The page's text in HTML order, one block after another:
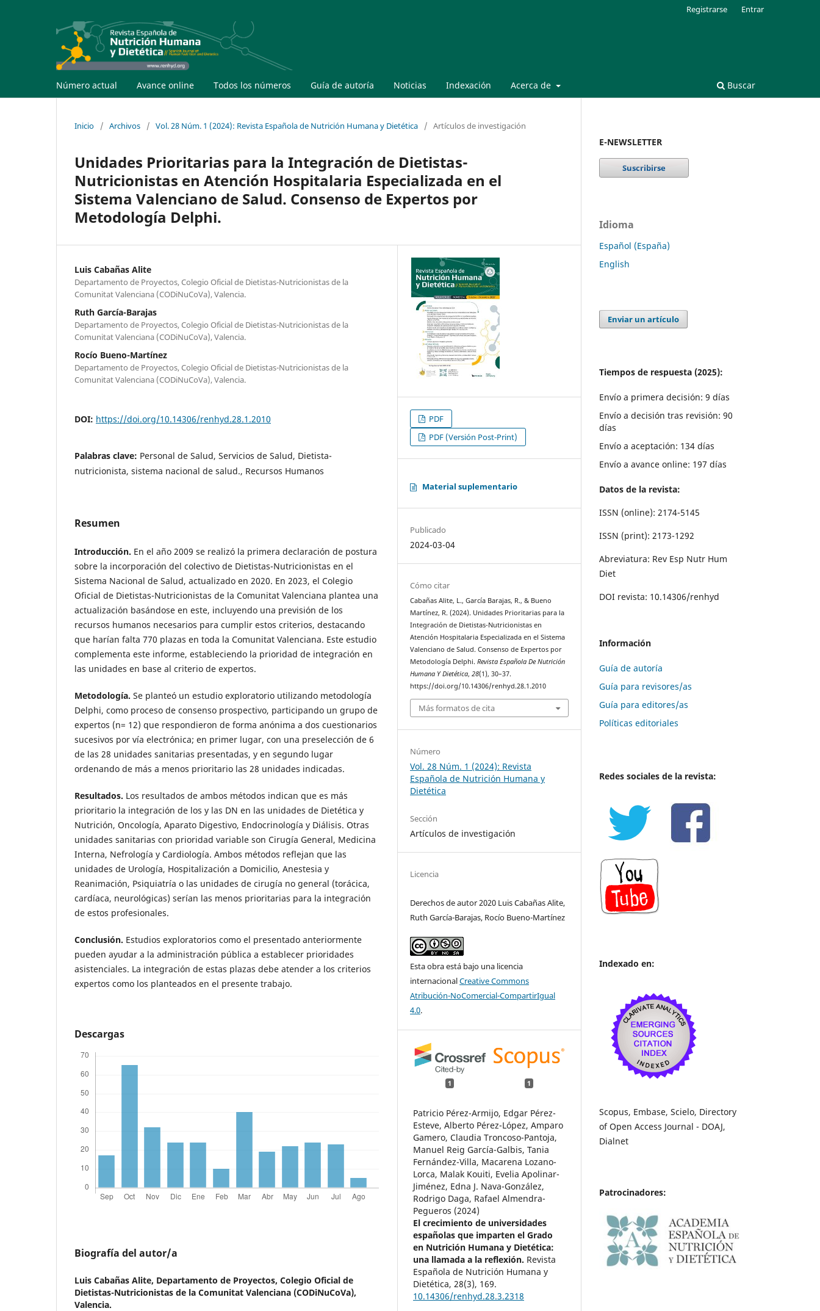
Número actual Avance online Todos los números Guía de autoría Noticias Indexación Acerca de Buscar
Registrarse Entrar
Inicio / Archivos / Vol. 28 Núm. 1 (2024): Revista Española de Nutrición Humana y Dietética / Artículos de investigación
Unidades Prioritarias para la Integración de Dietistas-
Nutricionistas en Atención Hospitalaria Especializada en el
Sistema Valenciano de Salud. Consenso de Expertos por
Metodología Delphi.
Luis Cabañas Alite
Departamento de Proyectos, Colegio Oficial de Dietistas-Nutricionistas de la
Comunitat Valenciana (CODiNuCoVa), Valencia.
Ruth García-Barajas
Departamento de Proyectos, Colegio Oficial de Dietistas-Nutricionistas de la
Comunitat Valenciana (CODiNuCoVa), Valencia.
Rocío Bueno-Martínez
Departamento de Proyectos, Colegio Oficial de Dietistas-Nutricionistas de la
Comunitat Valenciana (CODiNuCoVa), Valencia.
DOI: https://doi.org/10.14306/renhyd.28.1.2010
Palabras clave: Personal de Salud, Servicios de Salud, Dietista-
nutricionista, sistema nacional de salud., Recursos Humanos
Resumen
Introducción. En el año 2009 se realizó la primera declaración de postura
sobre la incorporación del colectivo de Dietistas-Nutricionistas en el
Sistema Nacional de Salud, actualizado en 2020. En 2023, el Colegio
Oficial de Dietistas-Nutricionistas de la Comunitat Valenciana plantea una
actualización basándose en este, incluyendo una previsión de los
recursos humanos necesarios para cumplir estos criterios, destacando
que harían falta 770 plazas en toda la Comunitat Valenciana. Este estudio
complementa este informe, estableciendo la prioridad de integración en
las unidades en base al criterio de expertos.
Metodología. Se planteó un estudio exploratorio utilizando metodología
Delphi, como proceso de consenso prospectivo, participando un grupo de
expertos (n= 12) que respondieron de forma anónima a dos cuestionarios
sucesivos por vía electrónica; en primer lugar, con una preselección de 6
de las 28 unidades sanitarias presentadas, y en segundo lugar
ordenando de más a menos prioritario las 28 unidades indicadas.
Resultados. Los resultados de ambos métodos indican que es más
prioritario la integración de los y las DN en las unidades de Dietética y
Nutrición, Oncología, Aparato Digestivo, Endocrinología y Diálisis. Otras
unidades sanitarias con prioridad variable son Cirugía General, Medicina
Interna, Nefrología y Cardiología. Ambos métodos reflejan que las
unidades de Urología, Hospitalización a Domicilio, Anestesia y
Reanimación, Psiquiatría o las unidades de cirugía no general (torácica,
cardíaca, neurológicas) serían las menos prioritarias para la integración
de estos profesionales.
Conclusión. Estudios exploratorios como el presentado anteriormente
pueden ayudar a la administración pública a establecer prioridades
asistenciales. La integración de estas plazas debe atender a los criterios
expertos como los planteados en el presente trabajo.
Descargas
Biografía del autor/a
Luis Cabañas Alite, Departamento de Proyectos, Colegio Oficial de
Dietistas-Nutricionistas de la Comunitat Valenciana (CODiNuCoVa),
Valencia.
PDF
PDF (Versión Post-Print)
Material suplementario
Publicado
2024-03-04
Cómo citar
Cabañas Alite, L., García Barajas, R., & Bueno
Martínez, R. (2024). Unidades Prioritarias para la
Integración de Dietistas-Nutricionistas en
Atención Hospitalaria Especializada en el Sistema
Valenciano de Salud. Consenso de Expertos por
Metodología Delphi.Revista Española De Nutrición
Humana Y Dietética,28(1), 30–37.
https://doi.org/10.14306/renhyd.28.1.2010
Más formatos de cita
Número
Vol. 28 Núm. 1 (2024): Revista
Española de Nutrición Humana y
Dietética
Sección
Artículos de investigación
Licencia
Derechos de autor 2020 Luis Cabañas Alite,
Ruth García-Barajas, Rocío Bueno-Martínez
Esta obra está bajo una licencia
internacionalCreative Commons
Atribución-NoComercial-CompartirIgual
4.0.
1 1
Patricio Pérez-Armijo, Edgar Pérez-
Esteve, Alberto Pérez-López, Amparo
Gamero, Claudia Troncoso-Pantoja,
Manuel Reig García-Galbis, Tania
Fernández-Villa, Macarena Lozano-
Lorca, Malak Kouiti, Evelia Apolinar-
Jiménez, Edna J. Nava-González,
Rodrigo Daga, Rafael Almendra-
Pegueros (2024)
El crecimiento de universidades
españolas que imparten el Grado
en Nutrición Humana y Dietética:
una llamada a la reflexión. Revista
Española de Nutrición Humana y
Dietética,28(3), 169.
10.14306/renhyd.28.3.2318
E-NEWSLETTER
Idioma
Español (España)
English
Enviar un artículo
Tiempos de respuesta (2025):
Envío a primera decisión: 9 días
Envío a decisión tras revisión: 90
días
Envío a aceptación: 134 días
Envío a avance online: 197 días
Datos de la revista:
ISSN (online): 2174-5145
ISSN (print): 2173-1292
Abreviatura: Rev Esp Nutr Hum
Diet
DOI revista: 10.14306/renhyd
Información
Guía de autoría
Guía para revisores/as
Guía para editores/as
Políticas editoriales
Redes sociales de la revista:
Indexado en:
Scopus, Embase, Scielo, Directory
of Open Access Journal - DOAJ,
Dialnet
Patrocinadores: